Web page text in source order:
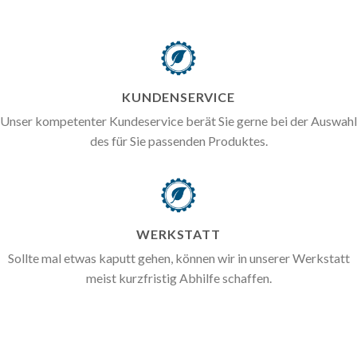
KUNDENSERVICE
Unser kompetenter Kundeservice berät Sie gerne bei der Auswahl
des für Sie passenden Produktes.
WERKSTATT
Sollte mal etwas kaputt gehen, können wir in unserer Werkstatt
meist kurzfristig Abhilfe schaffen.